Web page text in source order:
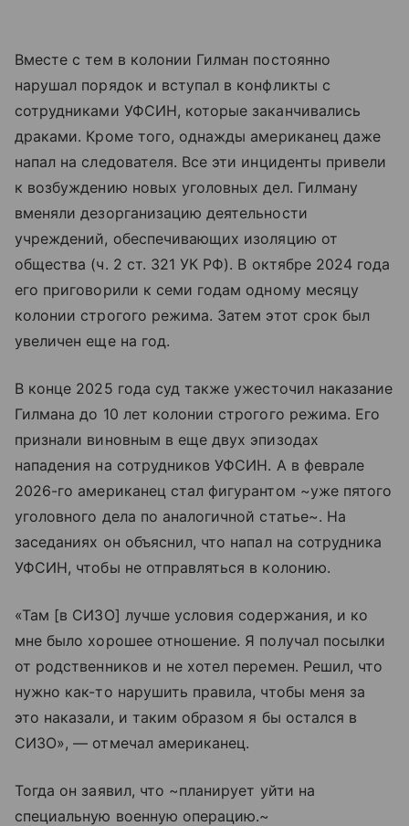
Вместе с тем в колонии Гилман постоянно
нарушал порядок и вступал в конфликты с
сотрудниками УФСИН, которые заканчивались
драками. Кроме того, однажды американец даже
напал на следователя. Все эти инциденты привели
к возбуждению новых уголовных дел. Гилману
вменяли дезорганизацию деятельности
учреждений, обеспечивающих изоляцию от
общества (ч. 2 ст. 321 УК РФ). В октябре 2024 года
его приговорили к семи годам одному месяцу
колонии строгого режима. Затем этот срок был
увеличен еще на год.
В конце 2025 года суд также ужесточил наказание
Гилмана до 10 лет колонии строгого режима. Его
признали виновным в еще двух эпизодах
нападения на сотрудников УФСИН. А в феврале
2026-го американец стал фигурантом ~уже пятого
уголовного дела по аналогичной статье~. На
заседаниях он объяснил, что напал на сотрудника
УФСИН, чтобы не отправляться в колонию.
«Там [в СИЗО] лучше условия содержания, и ко
мне было хорошее отношение. Я получал посылки
от родственников и не хотел перемен. Решил, что
нужно как-то нарушить правила, чтобы меня за
это наказали, и таким образом я бы остался в
СИЗО», — отмечал американец.
Тогда он заявил, что ~планирует уйти на
специальную военную операцию.~